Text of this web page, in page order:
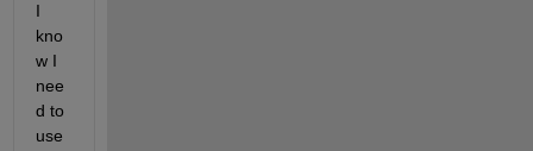
I
kno
w I
nee
d to
use